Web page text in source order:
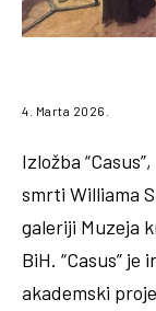
4. Marta 2026.
Izložba
smrti Williama
galeriji Muzeja
BiH. “Casus”
akademski